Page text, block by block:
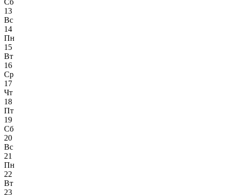
13
Вс
14
Пн
15
Вт
16
Ср
17
Чт
18
Пт
19
Сб
20
Вс
21
Пн
22
Вт
23